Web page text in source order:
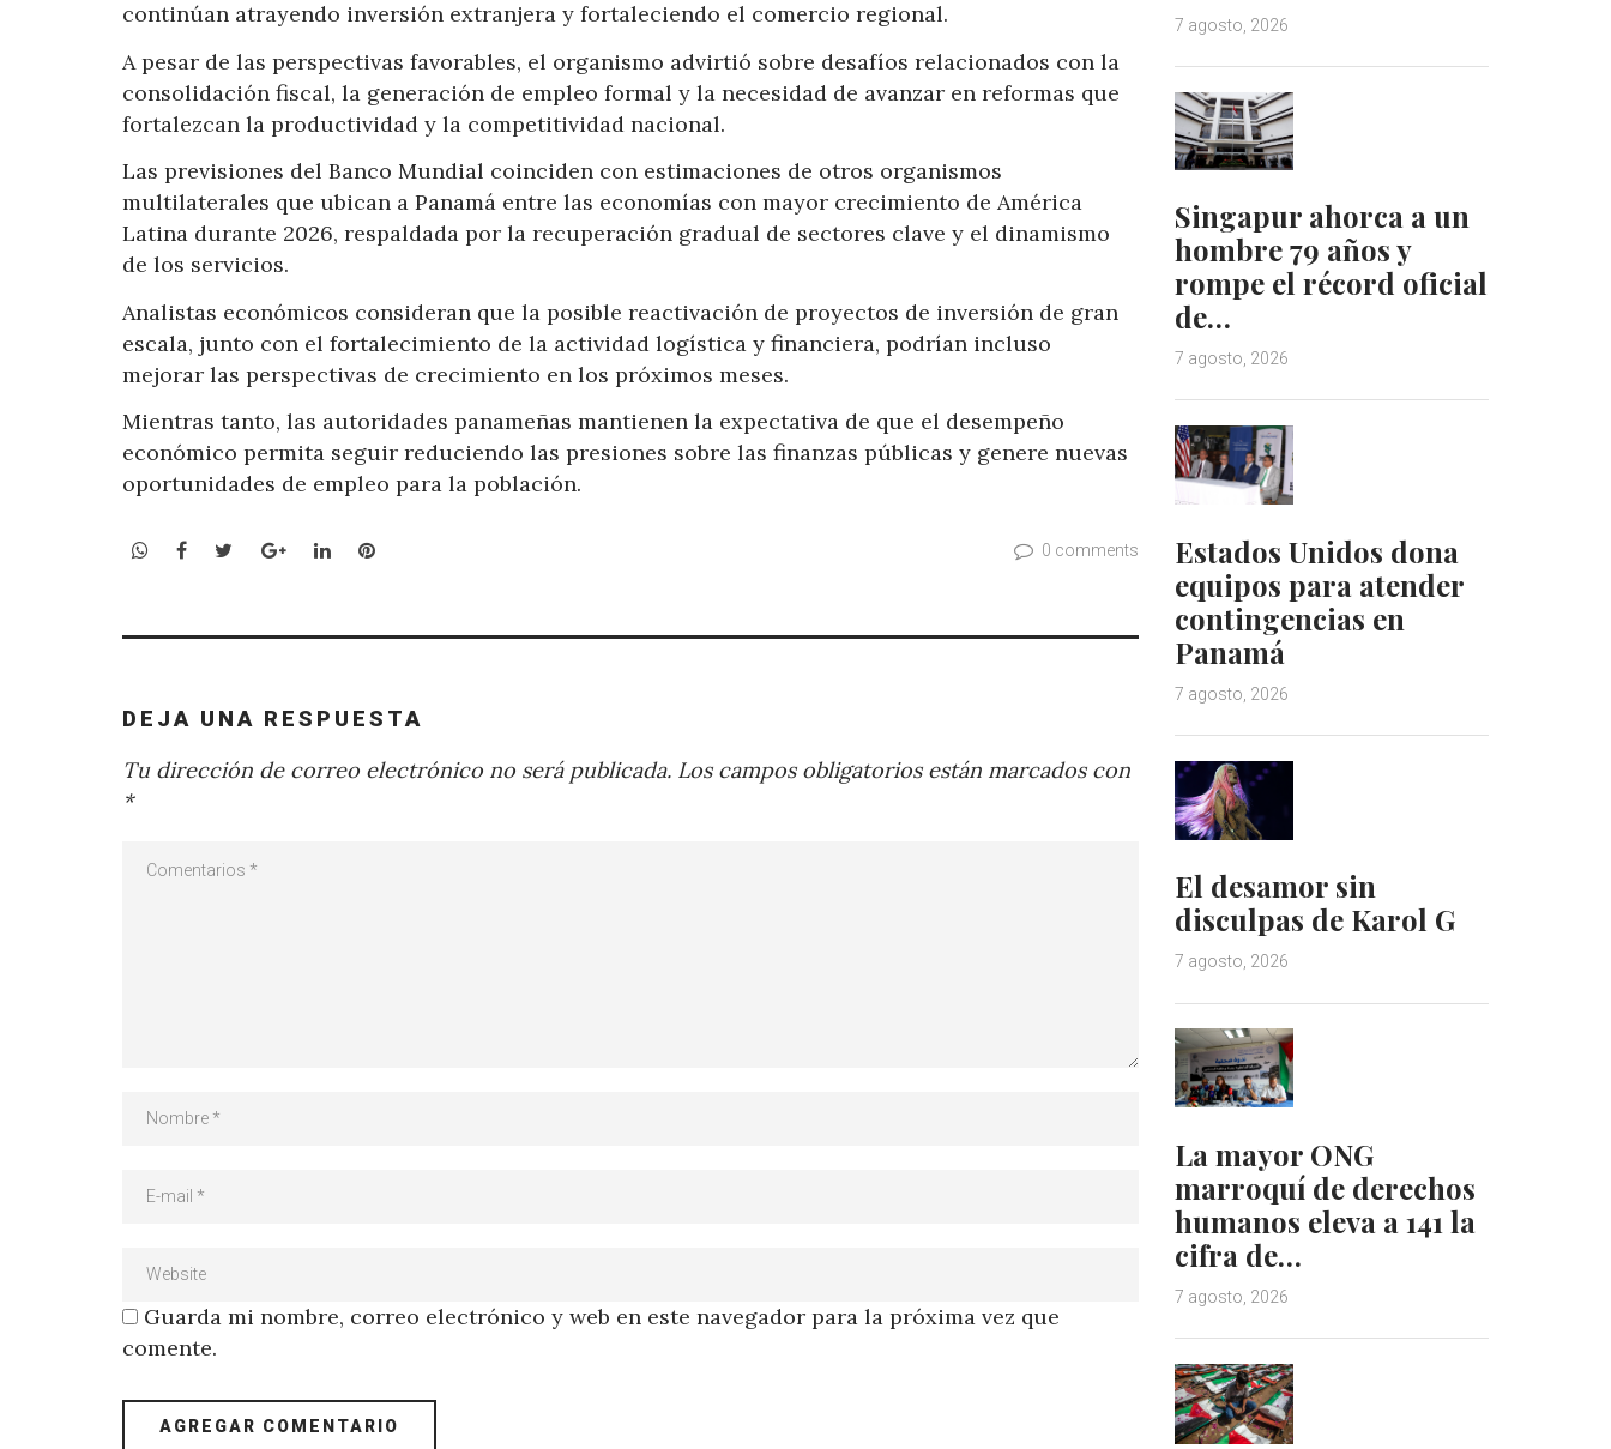
continúan atrayendo inversión extranjera y fortaleciendo el comercio regional.
A pesar de las perspectivas favorables, el organismo advirtió sobre desafíos relacionados con la
consolidación fiscal, la generación de empleo formal y la necesidad de avanzar en reformas que
fortalezcan la productividad y la competitividad nacional.
Las previsiones del Banco Mundial coinciden con estimaciones de otros organismos
multilaterales que ubican a Panamá entre las economías con mayor crecimiento de América
Latina durante 2026, respaldada por la recuperación gradual de sectores clave y el dinamismo
de los servicios.
Analistas económicos consideran que la posible reactivación de proyectos de inversión de gran
escala, junto con el fortalecimiento de la actividad logística y financiera, podrían incluso
mejorar las perspectivas de crecimiento en los próximos meses.
Mientras tanto, las autoridades panameñas mantienen la expectativa de que el desempeño
económico permita seguir reduciendo las presiones sobre las finanzas públicas y genere nuevas
oportunidades de empleo para la población.
WhatsApp
Facebook
TwitterGoogle+LinkedInPinterest 0 comments
DEJA UNA RESPUESTA
Tu dirección de correo electrónico no será publicada. Los campos obligatorios están marcados con
*
Guarda mi nombre, correo electrónico y web en este navegador para la próxima vez que
comente.
7 agosto, 2026
Singapur ahorca a un
hombre 79 años y
rompe el récord oficial
de…
7 agosto, 2026
Estados Unidos dona
equipos para atender
contingencias en
Panamá
7 agosto, 2026
El desamor sin
disculpas de Karol G
7 agosto, 2026
La mayor ONG
marroquí de derechos
humanos eleva a 141 la
cifra de…
7 agosto, 2026